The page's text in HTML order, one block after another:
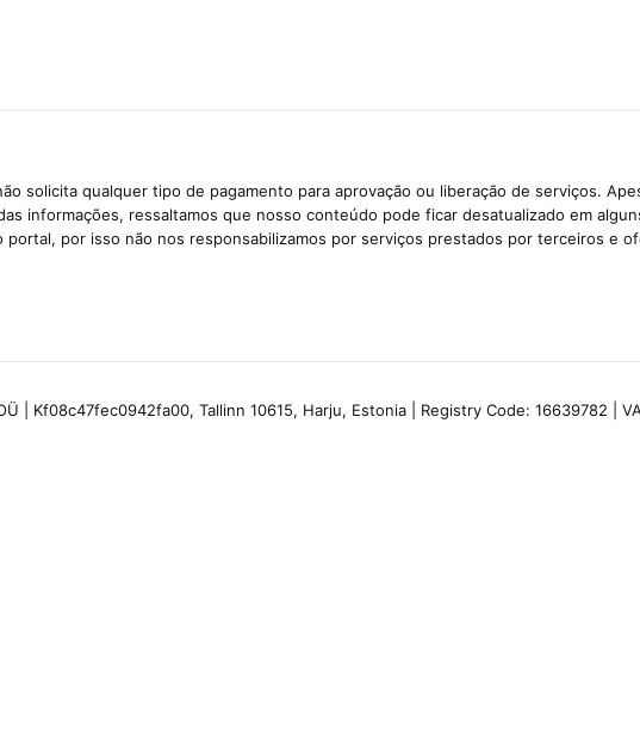
solicita qualquer tipo de pagamento para aprovação ou liberação de serviços.
informações, ressaltamos que nosso conteúdo pode ficar desatualizado em
por isso não nos responsabilizamos por serviços prestados por terceiros e
| Kf08c47fec0942fa00, Tallinn 10615, Harju, Estonia | Registry Code: 16639782 |